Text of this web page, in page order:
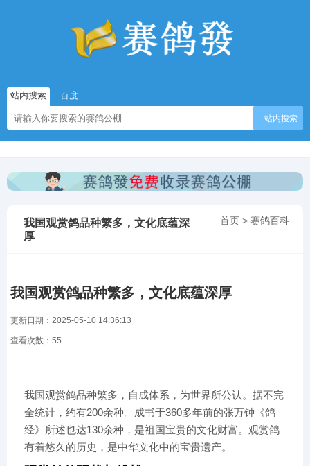
站内搜索 百度
站内搜索
首页 > 赛鸽百科
我国观赏鸽品种繁多，文化底蕴深
厚
我国观赏鸽品种繁多，文化底蕴深厚
更新日期：2025-05-10 14:36:13
查看次数： 55
我国观赏鸽品种繁多，自成体系，为世界所公认。据不完
全统计，约有200余种。成书于360多年前的张万钟《鸽
经》所述也达130余种，是祖国宝贵的文化财富。观赏鸽
有着悠久的历史，是中华文化中的宝贵遗产。